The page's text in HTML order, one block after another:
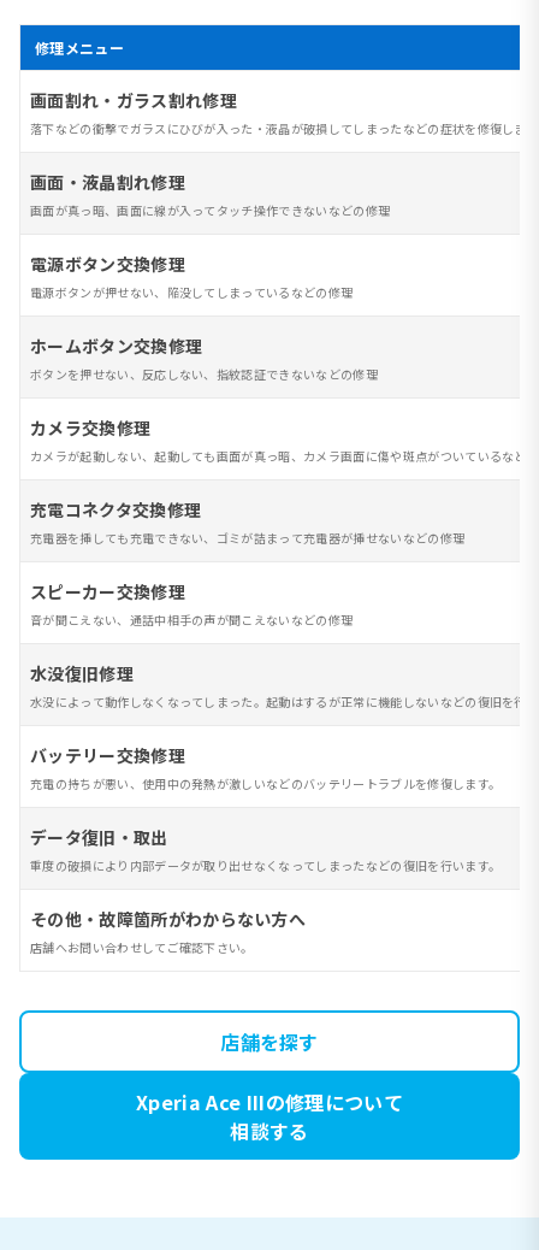
修理メニュー
画面割れ・ガラス割れ修理
落下などの衝撃でガラスにひびが入った・液晶が破損してしまったなどの症状を修復しま
画面・液晶割れ修理
画面が真っ暗、画面に線が入ってタッチ操作できないなどの修理
電源ボタン交換修理
電源ボタンが押せない、陥没してしまっているなどの修理
ホームボタン交換修理
ボタンを押せない、反応しない、指紋認証できないなどの修理
カメラ交換修理
カメラが起動しない、起動しても画面が真っ暗、カメラ画面に傷や斑点がついているなど
充電コネクタ交換修理
充電器を挿しても充電できない、ゴミが詰まって充電器が挿せないなどの修理
スピーカー交換修理
音が聞こえない、通話中相手の声が聞こえないなどの修理
水没復旧修理
水没によって動作しなくなってしまった。起動はするが正常に機能しないなどの復旧を行
バッテリー交換修理
充電の持ちが悪い、使用中の発熱が激しいなどのバッテリートラブルを修復します。
データ復旧・取出
重度の破損により内部データが取り出せなくなってしまったなどの復旧を行います。
その他・故障箇所がわからない方へ
店舗へお問い合わせしてご確認下さい。
店舗を探す
Xperia Ace IIIの修理について
相談する